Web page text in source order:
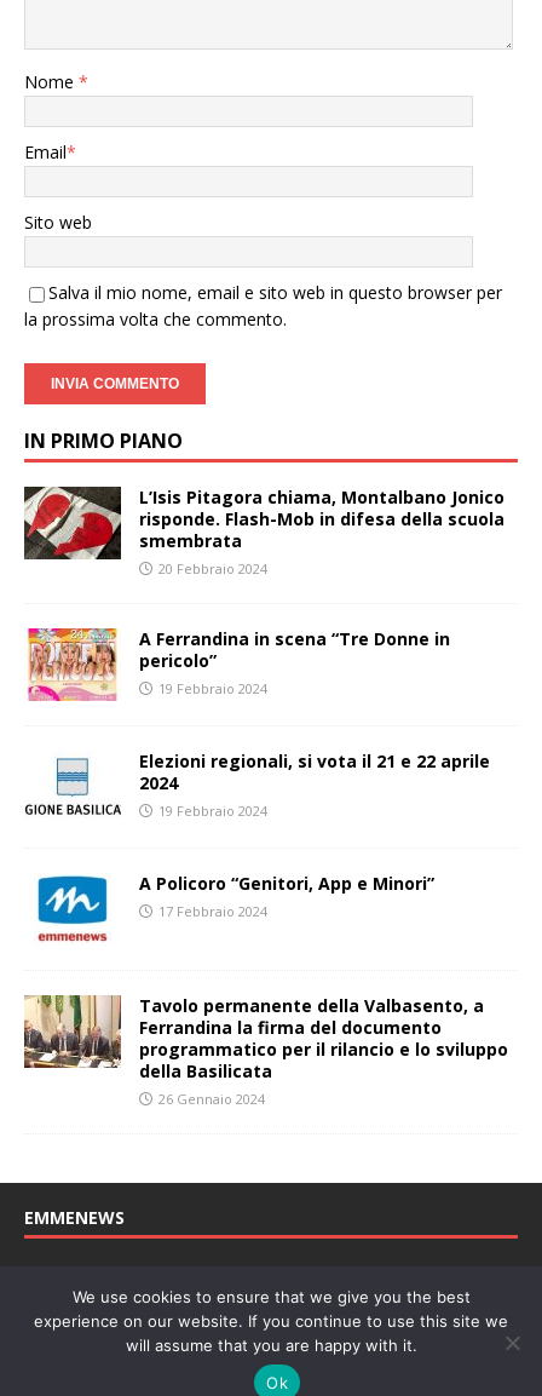
Nome *
Email*
Sito web
Salva il mio nome, email e sito web in questo browser per
la prossima volta che commento.
IN PRIMO PIANO
L’Isis Pitagora chiama, Montalbano Jonico
risponde. Flash-Mob in difesa della scuola
smembrata
20 Febbraio 2024
A Ferrandina in scena “Tre Donne in
pericolo”
19 Febbraio 2024
Elezioni regionali, si vota il 21 e 22 aprile
2024
19 Febbraio 2024
A Policoro “Genitori, App e Minori”
17 Febbraio 2024
Tavolo permanente della Valbasento, a
Ferrandina la firma del documento
programmatico per il rilancio e lo sviluppo
della Basilicata
26 Gennaio 2024
EMMENEWS
27/04/2011. Direttore Responsabile: Concetta Monzo, Editore: Deah
soc. coop. P. Iva: 01219430772
, un marchio di
We use cookies to ensure that we give you the best
experience on our website. If you continue to use this site we
will assume that you are happy with it.
Ok